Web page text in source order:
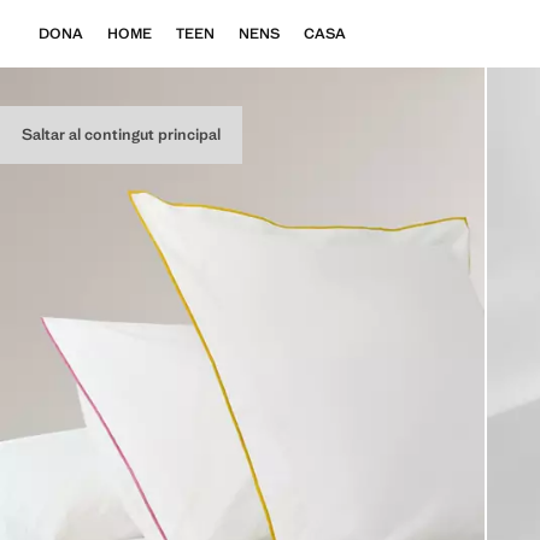
Saltar al contingut principal
DONA HOME TEEN NENS CASA